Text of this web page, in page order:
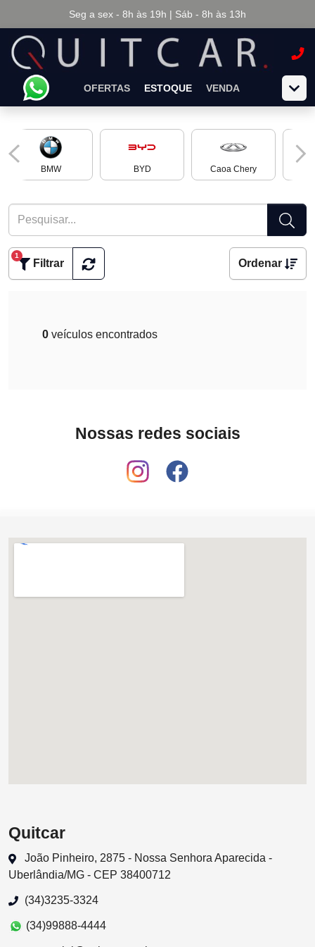
Seg a sex - 8h às 19h | Sáb - 8h às 13h
OFERTAS ESTOQUE VENDA
BMW BYD Caoa Chery
Filtrar
1
Ordenar
0 veículos encontrados
Nossas redes sociais
Quitcar
João Pinheiro, 2875 - Nossa Senhora Aparecida -
Uberlândia/MG - CEP 38400712
(34)3235-3324
(34)99888-4444